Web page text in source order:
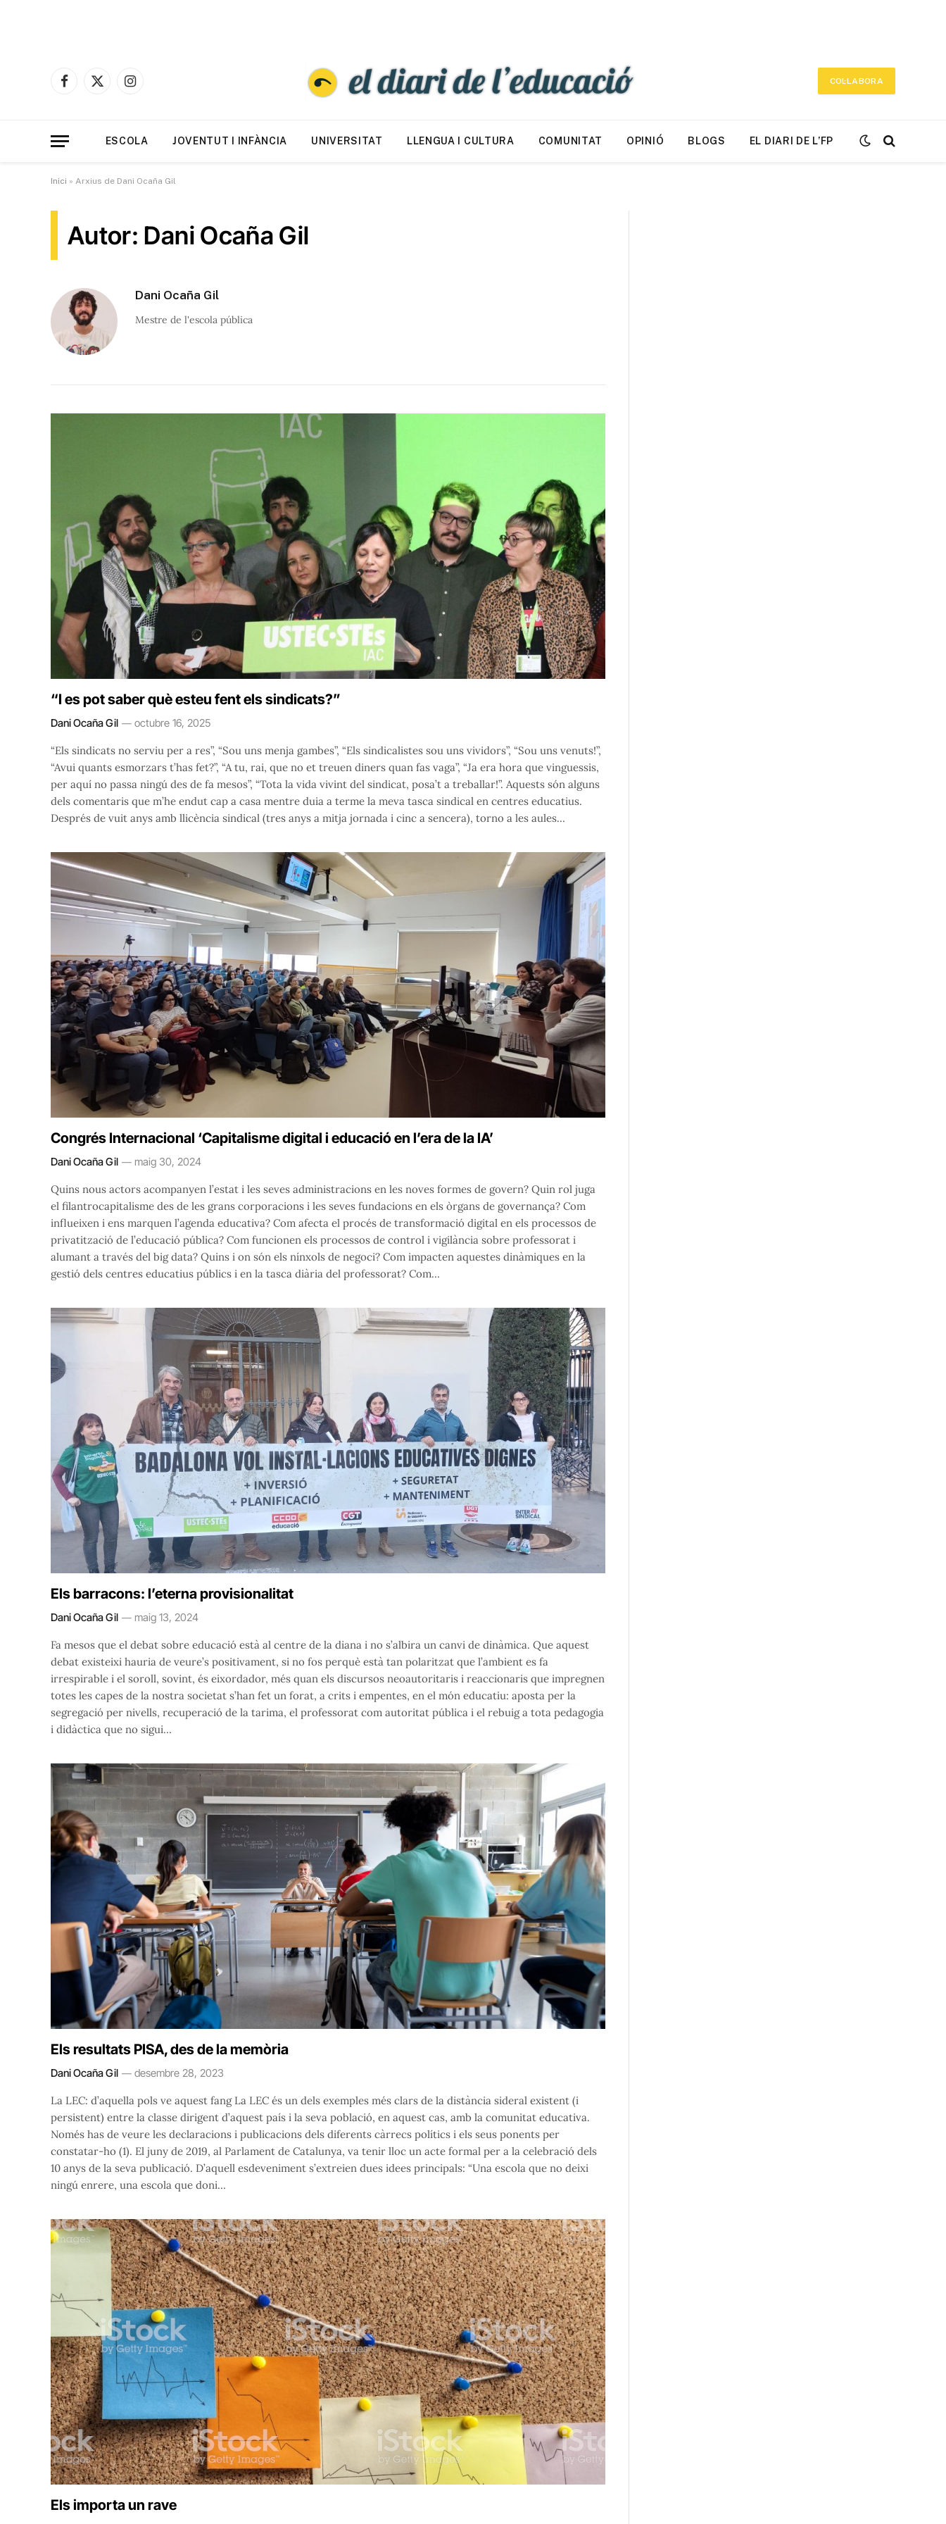
Facebook
X
Instagram
COL·LABORA
ESCOLA JOVENTUT I INFÀNCIA UNIVERSITAT LLENGUA I CULTURA COMUNITAT OPINIÓ BLOGS EL DIARI DE L’FP
Inici » Arxius de Dani Ocaña Gil
Autor: Dani Ocaña Gil
Dani Ocaña Gil
Mestre de l'escola pública
“I es pot saber què esteu fent els sindicats?”
Dani Ocaña Gil octubre 16, 2025
“Els sindicats no serviu per a res”, “Sou uns menja gambes”, “Els sindicalistes sou uns vividors”, “Sou uns venuts!”,
“Avui quants esmorzars t’has fet?”, “A tu, rai, que no et treuen diners quan fas vaga”, “Ja era hora que vinguessis,
per aquí no passa ningú des de fa mesos”, “Tota la vida vivint del sindicat, posa’t a treballar!”. Aquests són alguns
dels comentaris que m’he endut cap a casa mentre duia a terme la meva tasca sindical en centres educatius.
Després de vuit anys amb llicència sindical (tres anys a mitja jornada i cinc a sencera), torno a les aules…
Congrés Internacional ‘Capitalisme digital i educació en l’era de la IA’
Dani Ocaña Gil maig 30, 2024
Quins nous actors acompanyen l’estat i les seves administracions en les noves formes de govern? Quin rol juga
el filantrocapitalisme des de les grans corporacions i les seves fundacions en els òrgans de governança? Com
influeixen i ens marquen l’agenda educativa? Com afecta el procés de transformació digital en els processos de
privatització de l’educació pública? Com funcionen els processos de control i vigilància sobre professorat i
alumant a través del big data? Quins i on són els nínxols de negoci? Com impacten aquestes dinàmiques en la
gestió dels centres educatius públics i en la tasca diària del professorat? Com…
Els barracons: l’eterna provisionalitat
Dani Ocaña Gil maig 13, 2024
Fa mesos que el debat sobre educació està al centre de la diana i no s’albira un canvi de dinàmica. Que aquest
debat existeixi hauria de veure’s positivament, si no fos perquè està tan polaritzat que l’ambient es fa
irrespirable i el soroll, sovint, és eixordador, més quan els discursos neoautoritaris i reaccionaris que impregnen
totes les capes de la nostra societat s’han fet un forat, a crits i empentes, en el món educatiu: aposta per la
segregació per nivells, recuperació de la tarima, el professorat com autoritat pública i el rebuig a tota pedagogia
i didàctica que no sigui…
Els resultats PISA, des de la memòria
Dani Ocaña Gil desembre 28, 2023
La LEC: d’aquella pols ve aquest fang La LEC és un dels exemples més clars de la distància sideral existent (i
persistent) entre la classe dirigent d’aquest país i la seva població, en aquest cas, amb la comunitat educativa.
Només has de veure les declaracions i publicacions dels diferents càrrecs polítics i els seus ponents per
constatar-ho (1). El juny de 2019, al Parlament de Catalunya, va tenir lloc un acte formal per a la celebració dels
10 anys de la seva publicació. D’aquell esdeveniment s’extreien dues idees principals: “Una escola que no deixi
ningú enrere, una escola que doni…
Els importa un rave